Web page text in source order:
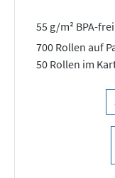
55 g/m² BPA-
700 Rollen auf
50 Rollen im